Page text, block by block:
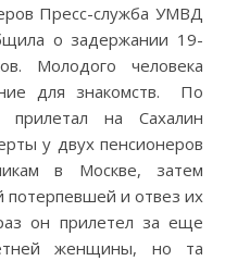
Пресс-служба УМВД
о задержании 19-
Молодого человека
для знакомств. По
прилетал на Сахалин
у двух пенсионеров
в Москве, затем
потерпевшей и отвез их
он прилетел за еще
женщины, но та